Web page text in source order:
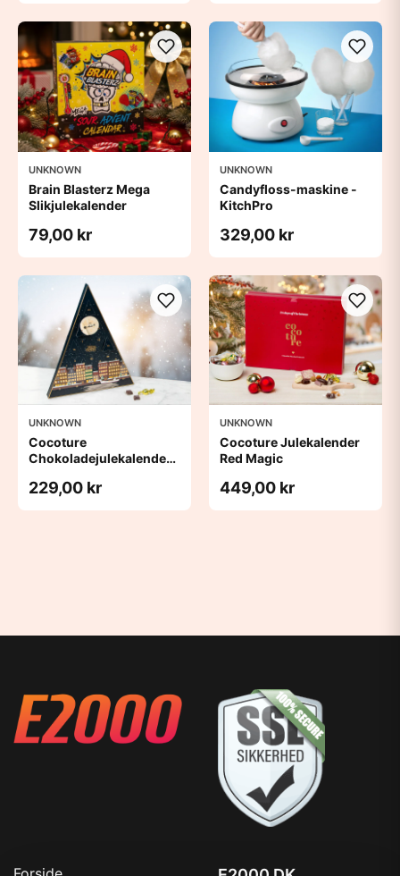
UNKNOWN
Brain Blasterz Mega
Slikjulekalender
79,00 kr
UNKNOWN
Candyfloss-maskine -
KitchPro
329,00 kr
UNKNOWN
Cocoture
Chokoladejulekalender -
229,00 kr
UNKNOWN
Cocoture Julekalender
Red Magic
449,00 kr